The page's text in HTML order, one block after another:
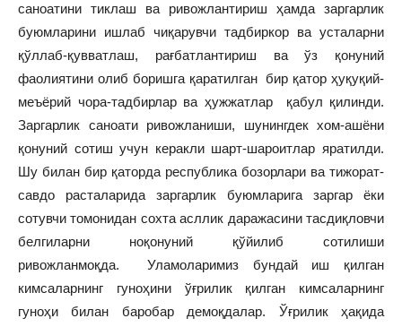
саноатини тиклаш ва ривожлантириш ҳамда заргарлик
буюмларини ишлаб чиқарувчи тадбиркор ва усталарни
қўллаб-қувватлаш, рағбатлантириш ва ўз қонуний
фаолиятини олиб боришга қаратилган бир қатор ҳуқуқий-
меъёрий чора-тадбирлар ва ҳужжатлар қабул қилинди.
Заргарлик саноати ривожланиши, шунингдек хом-ашёни
қонуний сотиш учун керакли шарт-шароитлар яратилди.
Шу билан бир қаторда республика бозорлари ва тижорат-
савдо расталарида заргарлик буюмларига заргар ёки
сотувчи томонидан сохта асллик даражасини тасдиқловчи
белгиларни ноқонуний қўйилиб сотилиши
ривожланмоқда. Уламоларимиз бундай иш қилган
кимсаларнинг гуноҳини ўғрилик қилган кимсаларнинг
гуноҳи билан баробар демоқдалар. Ўғрилик ҳақида